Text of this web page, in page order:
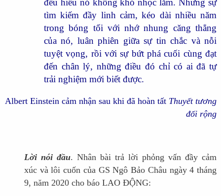
đều hiểu nó không khó nhọc lắm. Nhưng sự
tìm kiếm đầy linh cảm, kéo dài nhiều năm
trong bóng tối với nhớ nhung căng thẳng
của nó, luân phiên giữa sự tin chắc và nỗi
tuyệt vọng, rồi với sự bứt phá cuối cùng đạt
đến chân lý, những điều đó chỉ có ai đã tự
trải nghiệm mới biết được.
Albert Einstein cảm nhận sau khi đã hoàn tất Thuyết tương
đối rộng
Lời nói đầu. Nhân bài trả lời phỏng vấn đầy cảm
xúc và lôi cuốn của GS Ngô Bảo Châu ngày 4 tháng
9, năm 2020 cho báo LAO ĐỘNG: